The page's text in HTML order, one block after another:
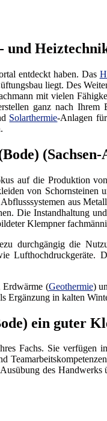
und
entdeckt haben. Das
liegt. Des
mit vielen
ganz nach Ihrem
Solarthermie-Anlagen
(Sachsen-
auf die Produktion
von Schornsteinen
aus
Die Instandhaltung
Klempner
durchgängig die
Lufthochdruckgeräte.
Erdwärme (Geothermie)
Ergänzung in kalten
ein guter
Fachs. Sie verfügen
des